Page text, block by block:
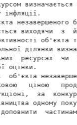
інфляції.
незавершеного
виходячи  з
об'єкта
ділянки
ресурсах  чи
оцінки.
об'єкта
ціною
за
одному